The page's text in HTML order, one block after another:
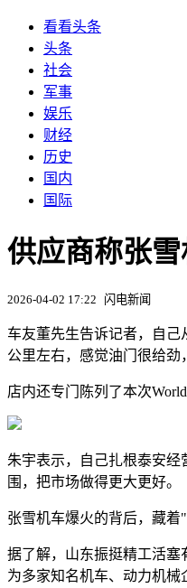
看看头条
头条
社会
军事
娱乐
财经
历史
国内
国际
供应商称张
2026-04-02 17:22 闪电新闻
车友董先生告诉记者，自己
公里左右，感觉油门很给劲
店内还专门陈列了本次
朱宇表示，自己扎根泰安
围，把市场做得更大更好。
张雪机车爆火的背后，藏
据了解，山东振挺精工活塞
为多家知名机车、动力机